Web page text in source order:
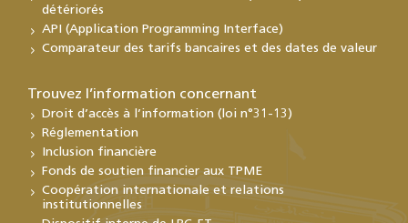
détériorés
API (Application Programming Interface)
Comparateur des tarifs bancaires et des dates de valeur
Trouvez l’information concernant
Droit d’accès à l’information (loi n°31-13)
Réglementation
Inclusion financière
Fonds de soutien financier aux TPME
Coopération internationale et relations
institutionnelles